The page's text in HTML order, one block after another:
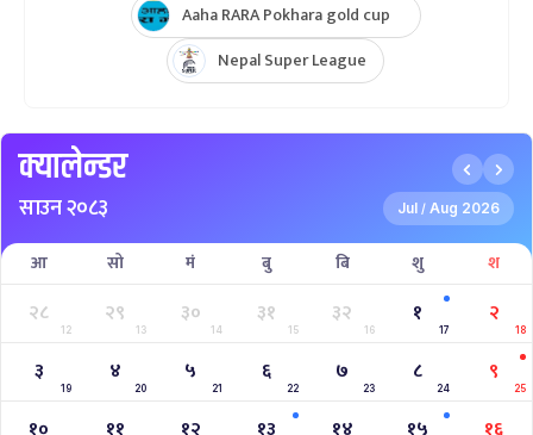
Aaha RARA Pokhara gold cup
Nepal Super League
क्यालेन्डर
साउन २०८३ Jul / Aug 2026
आ सो मं बु बि शु श
२८
12
२९
13
३०
14
३१
15
३२
16
१
17
२
18
३
19
४
20
५
21
६
22
७
23
८
24
९
25